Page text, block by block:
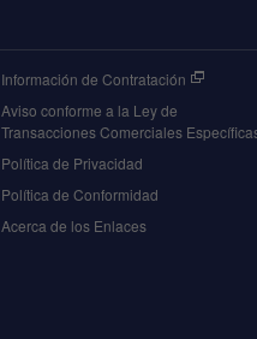
5
8
Información de Contratación
Aviso conforme a la Ley de
Transacciones Comerciales
Política de Privacidad
Política de Conformidad
Acerca de los Enlaces